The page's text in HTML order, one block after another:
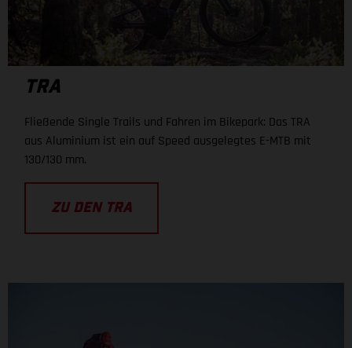
TRA
Fließende Single Trails und Fahren im Bikepark: Das TRA
aus Aluminium ist ein auf Speed ausgelegtes E-MTB mit
130/130 mm.
ZU DEN TRA